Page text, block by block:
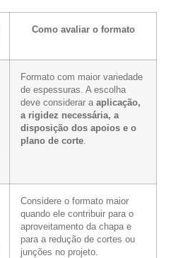
Como avaliar o formato
Formato com maior variedade
de espessuras. A escolha
deve considerar a aplicação,
a rigidez necessária, a
disposição dos apoios e o
plano de corte.
Considere o formato maior
quando ele contribuir para o
aproveitamento da chapa e
para a redução de cortes ou
junções no projeto.